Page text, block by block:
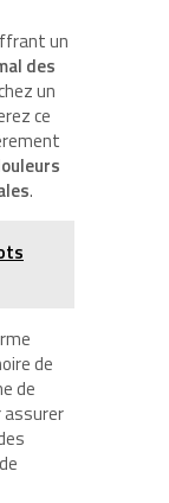
un
des
un
ce
.
de
de
assurer